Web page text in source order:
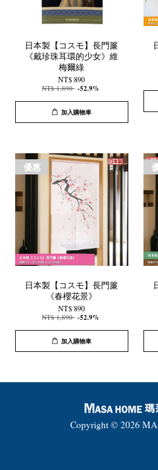
日本製【コスモ】長門簾
《戴珍珠耳環的少女》維
梅爾綠
NT$ 890
NT$ 1,890 -52.9%
加入購物車
優惠
日本製【コスモ】長門簾
《春櫻花景》
NT$ 890
NT$ 1,890 -52.9%
加入購物車
Copyright © 2026